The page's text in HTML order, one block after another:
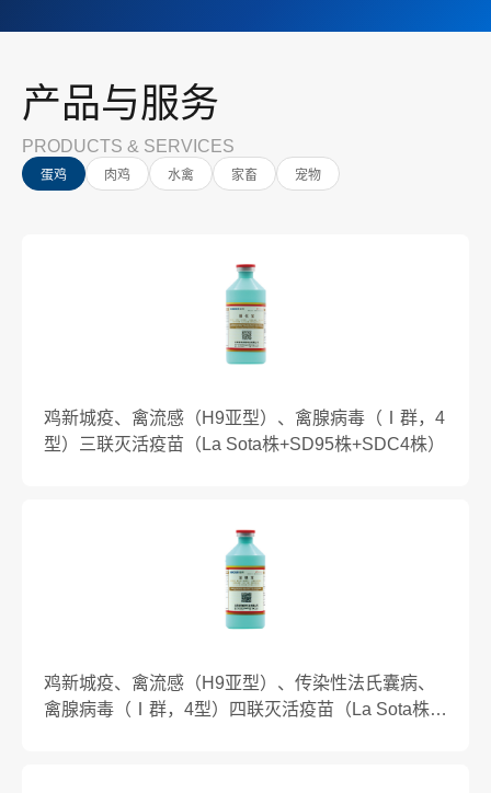
产品与服务
PRODUCTS & SERVICES
蛋鸡 肉鸡 水禽 家畜 宠物
鸡新城疫、禽流感（H9亚型）、禽腺病毒（Ⅰ群，4
型）三联灭活疫苗（La Sota株+SD95株+SDC4株）
鸡新城疫、禽流感（H9亚型）、传染性法氏囊病、
禽腺病毒（Ⅰ群，4型）四联灭活疫苗（La Sota株